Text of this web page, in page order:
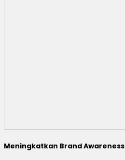
Meningkatkan Brand Awareness